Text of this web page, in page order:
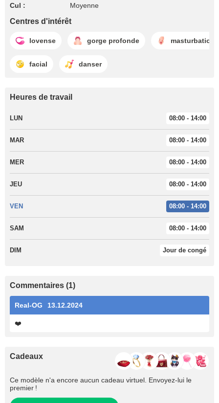
Cul : Moyenne
Centres d'intérêt
lovense gorge profonde masturbation
facial danser
Heures de travail
LUN 08:00 - 14:00
MAR 08:00 - 14:00
MER 08:00 - 14:00
JEU 08:00 - 14:00
VEN 08:00 - 14:00
SAM 08:00 - 14:00
DIM Jour de congé
Commentaires (1)
Real-OG 13.12.2024
❤️
Cadeaux
Ce modèle n'a encore aucun cadeau virtuel. Envoyez-lui le
premier !